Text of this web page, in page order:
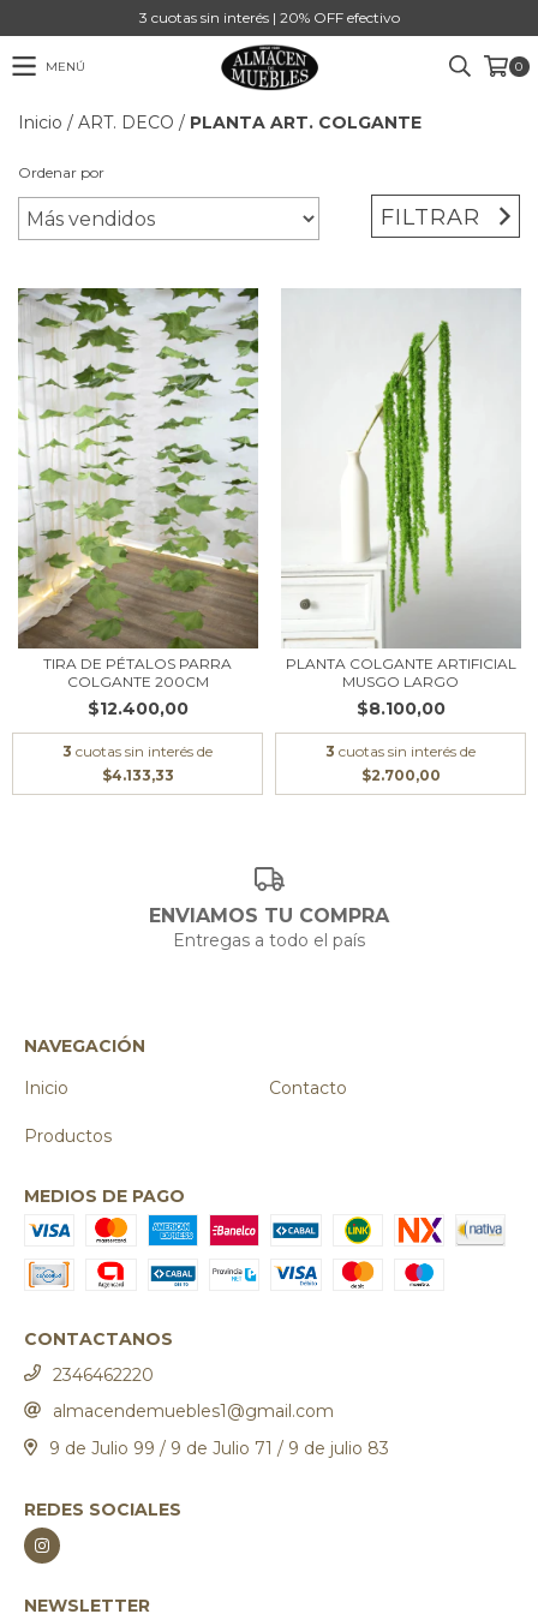
3 cuotas sin interés | 20% OFF efectivo
MENÚ 0
Inicio / ART. DECO / PLANTA ART. COLGANTE
Ordenar por
FILTRAR
TIRA DE PÉTALOS PARRA
COLGANTE 200CM
$12.400,00
3 cuotas sin interés de
$4.133,33
PLANTA COLGANTE ARTIFICIAL
MUSGO LARGO
$8.100,00
3 cuotas sin interés de
$2.700,00
ENVIAMOS TU COMPRA
Entregas a todo el país
NAVEGACIÓN
Inicio
Contacto
Productos
MEDIOS DE PAGO
CONTACTANOS
2346462220
almacendemuebles1@gmail.com
9 de Julio 99 / 9 de Julio 71 / 9 de julio 83
REDES SOCIALES
NEWSLETTER